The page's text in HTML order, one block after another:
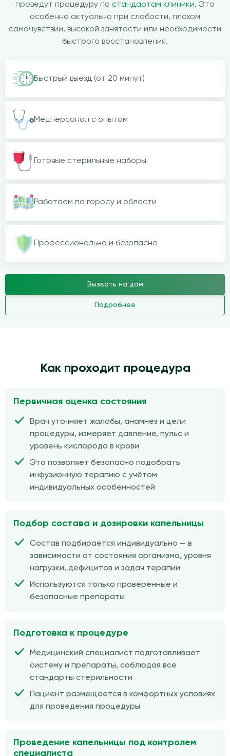
проведут процедуру по стандартам клиники. Это
особенно актуально при слабости, плохом
самочувствии, высокой занятости или необходимости
быстрого восстановления.
Быстрый выезд (от 20 минут)
Медперсонал с опытом
Готовые стерильные наборы
Работаем по городу и области
Профессионально и безопасно
Вызвать на дом
Подробнее
Как проходит процедура
Первичная оценка состояния
Врач уточняет жалобы, анамнез и цели
процедуры, измеряет давление, пульс и
уровень кислорода в крови
Это позволяет безопасно подобрать
инфузионную терапию с учётом
индивидуальных особенностей
Подбор состава и дозировки капельницы
Состав подбирается индивидуально — в
зависимости от состояния организма, уровня
нагрузки, дефицитов и задач терапии
Используются только проверенные и
безопасные препараты
Подготовка к процедуре
Медицинский специалист подготавливает
систему и препараты, соблюдая все
стандарты стерильности
Пациент размещается в комфортных условиях
для проведения процедуры
Проведение капельницы под контролем
специалиста